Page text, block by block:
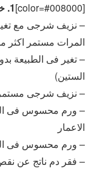
[color=#008000]
1. خطورة عالية
– نزيف شرجى مع
المرات مستمر اكثر من 6 اسابيع (جميع
الستين)
– نزيف شرجى
– ورم محسوس فى
الاعمار
– ورم محسوس فى
– فقر دم ناتج عن